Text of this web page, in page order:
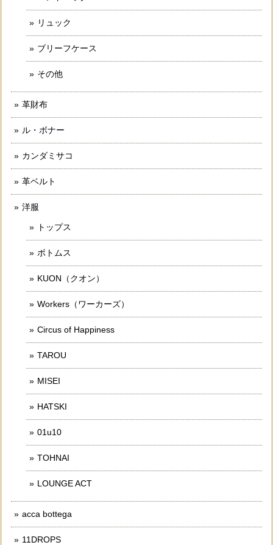
リュック
ブリーフケース
その他
革財布
ル・ボナー
カンダミサコ
革ベルト
洋服
トップス
ボトムス
KUON（クオン）
Workers（ワーカーズ）
Circus of Happiness
TAROU
MISEI
HATSKI
01u10
TOHNAI
LOUNGE ACT
acca bottega
11DROPS